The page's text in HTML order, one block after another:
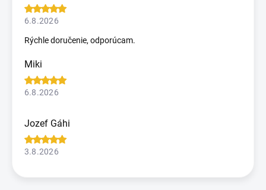
6.8.2026
Rýchle doručenie, odporúcam.
Miki
6.8.2026
Jozef Gáhi
3.8.2026